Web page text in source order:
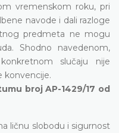
vremenskom roku, pri
navode i dali razloge
predmeta ne mogu
Shodno navedenom,
slučaju nije
konvencije.
broj AP-1429/17 od
ličnu slobodu i sigurnost